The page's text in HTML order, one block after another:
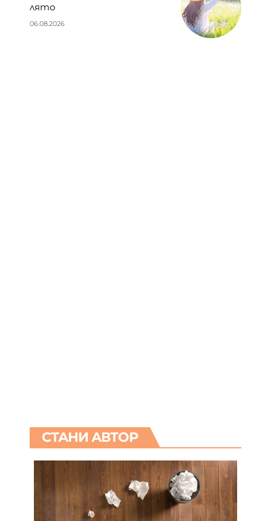
лято
06.08.2026
СТАНИ АВТОР